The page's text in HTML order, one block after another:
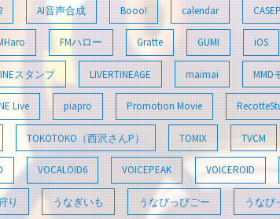
AI音声合成 Booo! calendar
FMハロー Gratte GUMI iOS
スタンプ LIVERTINEAGE maimai MMD
Live piapro Promotion Movie
TOKOTOKO（西沢さんP） TOMIX TVCM
VOCALOID6 VOICEPEAK VOICEROID
り うなぎいも うなぴっぴごー うなぴ